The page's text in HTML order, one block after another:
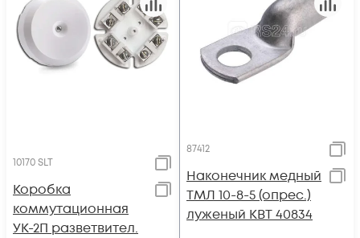
10170 SLT
Коробка
коммутационная
УК-2П разветвител.
87412
Наконечник медный
ТМЛ 10-8-5 (опрес.)
луженый КВТ 40834